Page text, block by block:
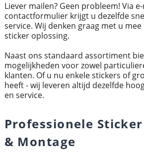
Liever mailen? Geen probleem! Via
contactformulier krijgt u dezelfde
service. Wij denken graag met u
sticker oplossing.
Naast ons standaard assortiment
mogelijkheden voor zowel
klanten. Of u nu enkele stickers of
heeft - wij leveren altijd dezelfde
en service.
Professionele
& Montage